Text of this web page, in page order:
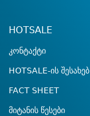
HOTSALE
კონტაქტი
HOTSALE-ის შესახებ
FACT SHEET
მიტანის წესები